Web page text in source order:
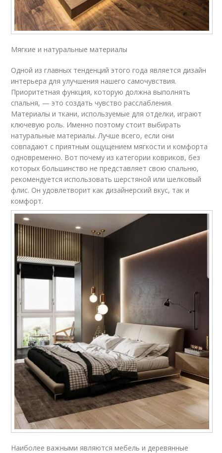
Мягкие и натуральные материалы
Одной из главных тенденций этого года является дизайн
интерьера для улучшения нашего самочувствия.
Приоритетная функция, которую должна выполнять
спальня, — это создать чувство расслабления.
Материалы и ткани, используемые для отделки, играют
ключевую роль. Именно поэтому стоит выбирать
натуральные материалы. Лучше всего, если они
совпадают с приятным ощущением мягкости и комфорта
одновременно. Вот почему из категории ковриков, без
которых большинство не представляет свою спальню,
рекомендуется использовать шерстяной или шелковый
флис. Он удовлетворит как дизайнерский вкус, так и
комфорт.
Наиболее важными являются мебель и деревянные